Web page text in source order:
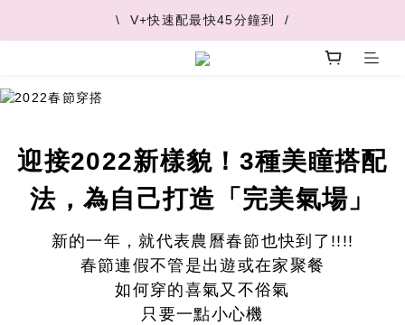
\  V+快速配最快45分鐘到  /
\  V+快速配最快45分鐘到  /
\  推薦好友 領取購物金  /
迎接2022新樣貌！3種美瞳搭配
法，為自己打造「完美氣場」
新的一年，就代表農曆春節也快到了!!!!
春節連假不管是出遊或在家聚餐
如何穿的喜氣又不俗氣
只要一點小心機